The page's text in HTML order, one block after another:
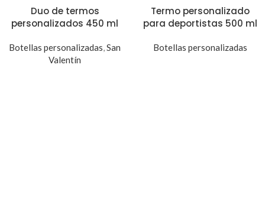
Duo de termos
personalizados 450 ml
Botellas personalizadas,San
Valentín
Termo personalizado
para deportistas 500 ml
Botellas personalizadas